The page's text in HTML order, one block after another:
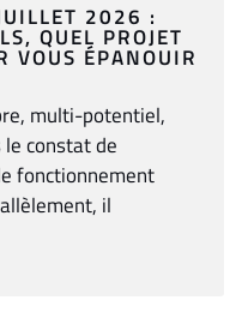
2026 :
QUEL PROJET
VOUS ÉPANOUIR
multi-potentiel,
constat de
fonctionnement
il